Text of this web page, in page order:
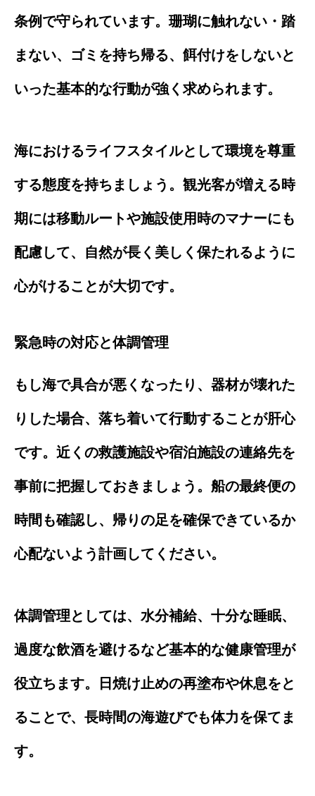
条例で守られています。珊瑚に触れない・踏
まない、ゴミを持ち帰る、餌付けをしないと
いった基本的な行動が強く求められます。
海におけるライフスタイルとして環境を尊重
する態度を持ちましょう。観光客が増える時
期には移動ルートや施設使用時のマナーにも
配慮して、自然が長く美しく保たれるように
心がけることが大切です。
緊急時の対応と体調管理
もし海で具合が悪くなったり、器材が壊れた
りした場合、落ち着いて行動することが肝心
です。近くの救護施設や宿泊施設の連絡先を
事前に把握しておきましょう。船の最終便の
時間も確認し、帰りの足を確保できているか
心配ないよう計画してください。
体調管理としては、水分補給、十分な睡眠、
過度な飲酒を避けるなど基本的な健康管理が
役立ちます。日焼け止めの再塗布や休息をと
ることで、長時間の海遊びでも体力を保てま
す。